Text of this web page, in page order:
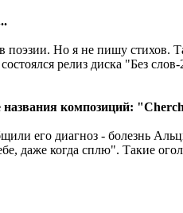
Но я не пишу стихов.
релиз диска "Без
композиций:
его диагноз - болезнь
даже когда сплю". Такие